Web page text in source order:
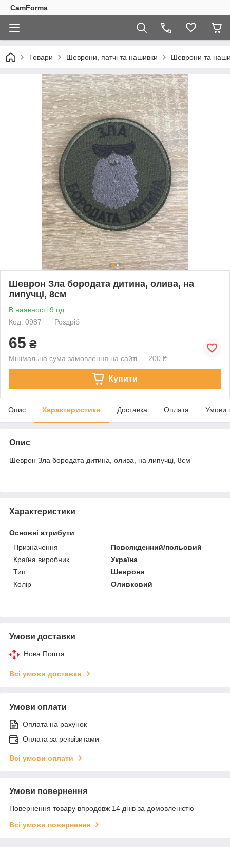
CamForma
Товари Шеврони, патчі та нашивки Шеврони та
Шеврон Зла бородата дитина, олива, на
липучці, 8см
В наявності 9 од.
Код: 0987
Роздріб
65 ₴
Мінімальна сума замовлення на сайті — 200 ₴
Купити
Опис Характеристики Доставка Оплата Умови
Опис
Шеврон Зла бородата дитина, олива, на липучці, 8см
Характеристики
Основні атрибути
Призначення
Повсякденний/польовий
Країна виробник
Україна
Тип
Шеврони
Колір
Оливковий
Умови доставки
Нова Пошта
Всі умови доставки
Умови оплати
Оплата на рахунок
Оплата за реквізитами
Всі умови оплати
Умови повернення
Повернення товару впродовж 14 днів за домовленістю
Всі умови повернення